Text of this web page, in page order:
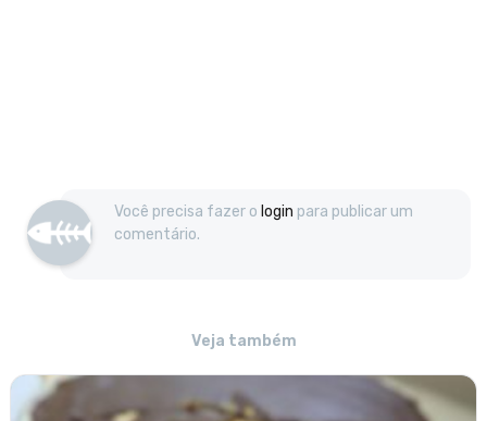
Você precisa fazer o login para publicar um
comentário.
Veja também